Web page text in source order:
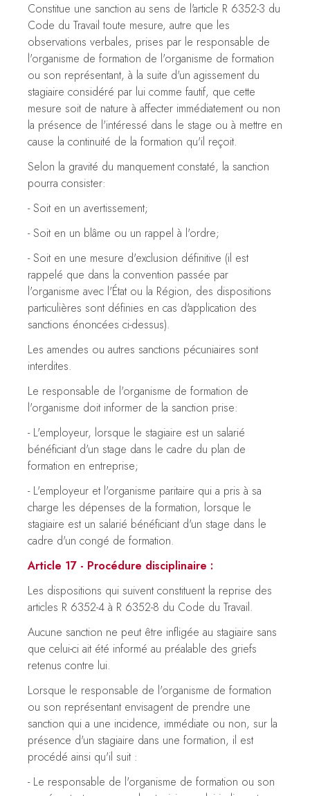
Constitue une sanction au sens de l'article R 6352-3 du
Code du Travail toute mesure, autre que les
observations verbales, prises par le responsable de
l'organisme de formation de l'organisme de formation
ou son représentant, à la suite d'un agissement du
stagiaire considéré par lui comme fautif, que cette
mesure soit de nature à affecter immédiatement ou non
la présence de l'intéressé dans le stage ou à mettre en
cause la continuité de la formation qu'il reçoit.
Selon la gravité du manquement constaté, la sanction
pourra consister:
- Soit en un avertissement;
- Soit en un blâme ou un rappel à l'ordre;
- Soit en une mesure d'exclusion définitive (il est
rappelé que dans la convention passée par
l'organisme avec l'État ou la Région, des dispositions
particulières sont définies en cas d'application des
sanctions énoncées ci-dessus).
Les amendes ou autres sanctions pécuniaires sont
interdites.
Le responsable de l'organisme de formation de
l'organisme doit informer de la sanction prise:
- L'employeur, lorsque le stagiaire est un salarié
bénéficiant d'un stage dans le cadre du plan de
formation en entreprise;
- L'employeur et l'organisme paritaire qui a pris à sa
charge les dépenses de la formation, lorsque le
stagiaire est un salarié bénéficiant d'un stage dans le
cadre d'un congé de formation.
Article 17 - Procédure disciplinaire :
Les dispositions qui suivent constituent la reprise des
articles R 6352-4 à R 6352-8 du Code du Travail.
Aucune sanction ne peut être infligée au stagiaire sans
que celui-ci ait été informé au préalable des griefs
retenus contre lui.
Lorsque le responsable de l'organisme de formation
ou son représentant envisagent de prendre une
sanction qui a une incidence, immédiate ou non, sur la
présence d'un stagiaire dans une formation, il est
procédé ainsi qu'il suit :
- Le responsable de l'organisme de formation ou son